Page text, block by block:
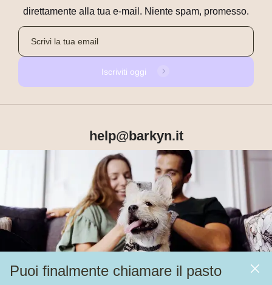
Puoi finalmente chiamare il pasto
direttamente alla tua e-mail. Niente spam, promesso.
Iscriviti oggi
help@barkyn.it
Prodotti
Altri link